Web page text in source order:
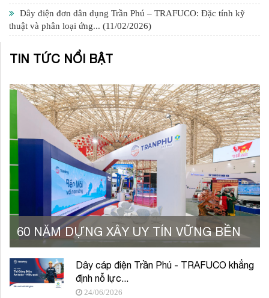
Dây điện đơn dân dụng Trần Phú – TRAFUCO: Đặc tính kỹ
thuật và phân loại ứng... (11/02/2026)
TIN TỨC NỔI BẬT
60 NĂM DỰNG XÂY UY TÍN VỮNG BỀN
Dây cáp điện Trần Phú - TRAFUCO khẳng
định nỗ lực...
24/06/2026